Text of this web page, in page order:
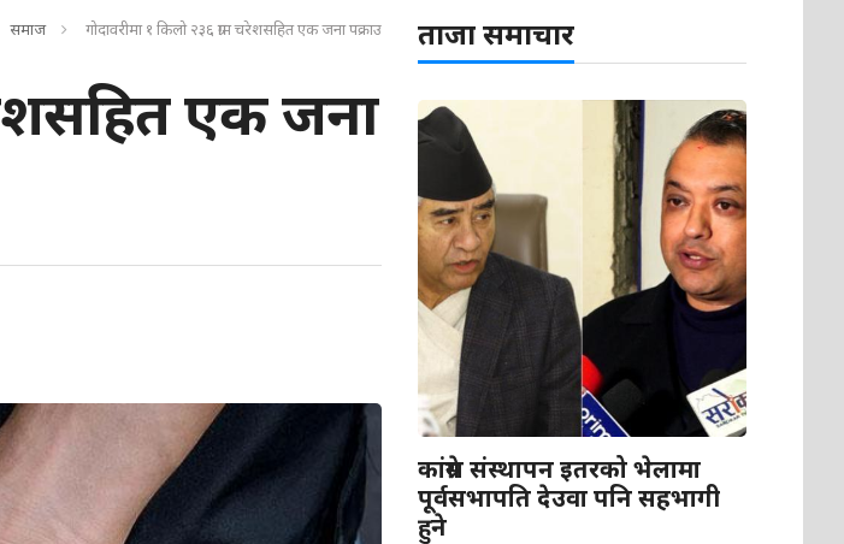
समाज गोदावरीमा १ किलो २३६ ग्राम चरेशसहित एक जना पक्राउ
एक जना
ताजा समाचार
कांग्रेस संस्थापन इतरको भेलामा
पूर्वसभापति देउवा पनि सहभागी
हुने